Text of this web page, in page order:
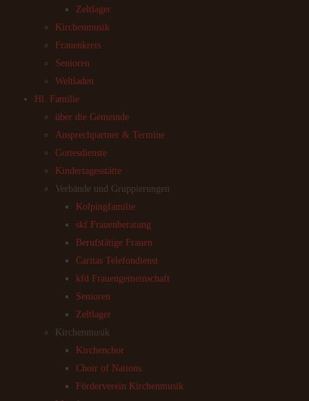
Zeltlager
Kirchenmusik
Frauenkreis
Senioren
Weltladen
Hl. Familie
über die Gemeinde
Ansprechpartner & Termine
Gottesdienste
Kindertagesstätte
Verbände und Gruppierungen
Kolpingfamilie
skf Frauenberatung
Berufstätige Frauen
Caritas Telefondienst
kfd Frauengemeinschaft
Senioren
Zeltlager
Kirchenmusik
Kirchenchor
Choir of Nations
Förderverein Kirchenmusik